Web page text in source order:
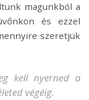
magunkból a
és ezzel
szeretjük
kell nyerned a
végéig.